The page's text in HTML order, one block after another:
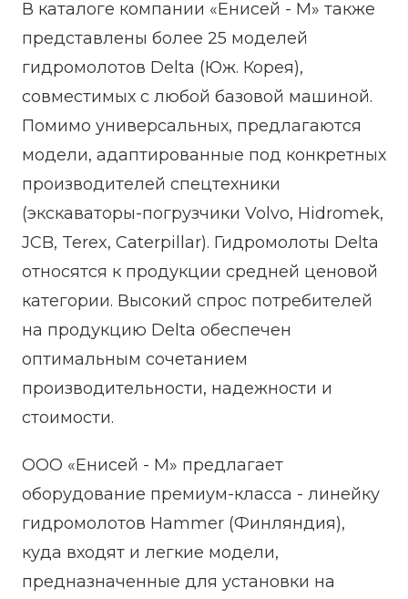
В каталоге компании «Енисей - М» также
представлены более 25 моделей
гидромолотов Delta (Юж. Корея),
совместимых с любой базовой машиной.
Помимо универсальных, предлагаются
модели, адаптированные под конкретных
производителей спецтехники
(экскаваторы-погрузчики Volvo, Hidromek,
JCB, Terex, Caterpillar). Гидромолоты Delta
относятся к продукции средней ценовой
категории. Высокий спрос потребителей
на продукцию Delta обеспечен
оптимальным сочетанием
производительности, надежности и
стоимости.
ООО «Енисей - М» предлагает
оборудование премиум-класса - линейку
гидромолотов Hammer (Финляндия),
куда входят и легкие модели,
предназначенные для установки на